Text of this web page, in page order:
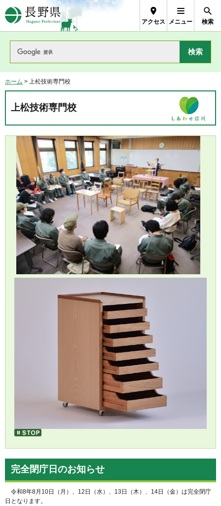
長野県Nagano Prefecture
アクセス メニュー 検索
ホーム > 上松技術専門校
上松技術専門校
訓練風景
製品集
完全閉庁日のお知らせ
令和8年8月10日（月）、12日（水）、13日（木）、14日（金）は完全閉庁
日となります。